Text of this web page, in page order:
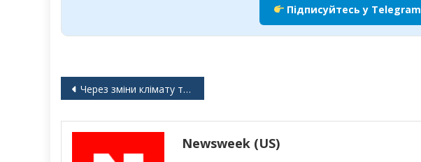
Підписуйтесь у Telegram
Навігація
Через зміни клімату троянди зацвітають раніше, ніж будь-коли
Newsweek (US)